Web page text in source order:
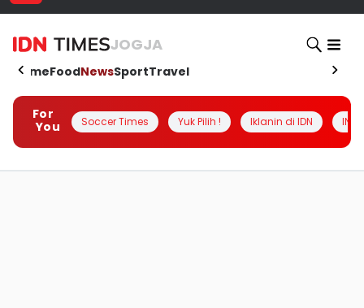
JOGJA
HomeFoodNewsSportTravel
For
You
Soccer Times Yuk Pilih ! Iklanin di IDN